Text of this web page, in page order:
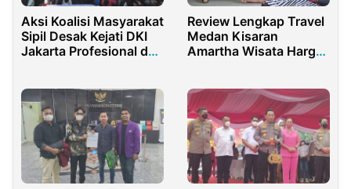
Aksi Koalisi Masyarakat
Sipil Desak Kejati DKI
Jakarta Profesional dan
Review Lengkap Travel
Medan Kisaran
Amartha Wisata Harga